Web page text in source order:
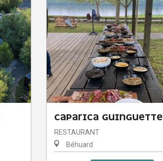
CAPARICA GUINGUETTE
RESTAURANT
Béhuard